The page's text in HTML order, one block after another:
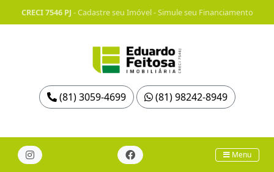
CRECI 7546 PJ -Cadastre seu Imóvel-Simule seu Financiamento
(81) 3059-4699 (81) 98242-8949
Menu